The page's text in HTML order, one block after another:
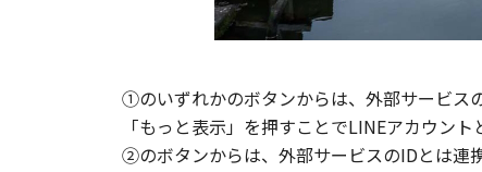
①のいずれかのボタンからは、外部サービス
「もっと表示」を押すことでLINEアカウント
②のボタンからは、外部サービスのIDとは連